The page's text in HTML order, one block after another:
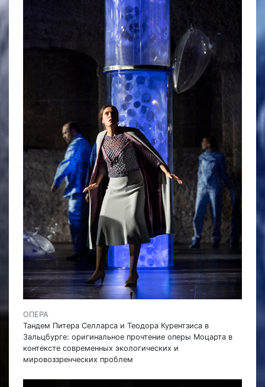
ОПЕРА
Тандем Питера Селларса и Теодора Курентзиса в
Зальцбурге: оригинальное прочтение оперы Моцарта в
контексте современных экологических и
мировоззренческих проблем